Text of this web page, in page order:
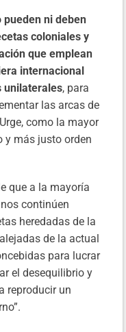
pueden ni deben
coloniales y
que emplean
internacional
unilaterales, para
las arcas de
como la mayor
y más justo orden
que a la mayoría
continúen
heredadas de la
de la actual
para lucrar
el desequilibrio y
reproducir un